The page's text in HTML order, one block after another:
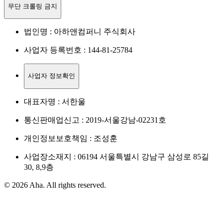
무단 크롤링 금지
법인명 : 아하앤컴퍼니 주식회사
사업자 등록번호 : 144-81-25784
사업자 정보확인
대표자명 : 서한울
통신판매업신고 : 2019-서울강남-02231호
개인정보보호책임 : 조성훈
사업장소재지 : 06194 서울특별시 강남구 삼성로 85길
30, 8,9층
© 2026 Aha. All rights reserved.